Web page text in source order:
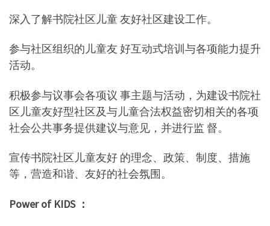
深入了解书院社区儿童 友好社区建设工作。
参与社区组织的儿童友 好互动式培训与各项能力提升
活动。
积极参与议事会各项议 事主题与活动，为建设书院社
区儿童友好型社区及与儿童合法权益密切相关的各项
社会公共事务提供建议与意见，并进行监 督。
宣传书院社区儿童友好 的理念、政策、制度、措施
等，营造和谐、友好的社会氛围。
Power of KIDS ：